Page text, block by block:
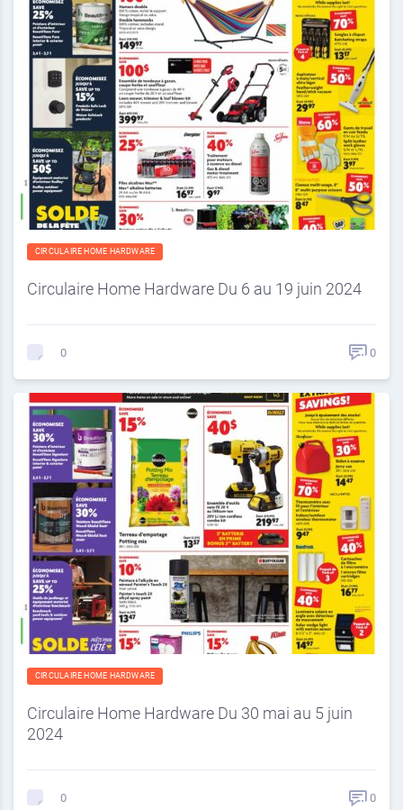
CIRCULAIRE HOME HARDWARE
Circulaire Home Hardware Du 6 au 19 juin 2024
0 0
CIRCULAIRE HOME HARDWARE
Circulaire Home Hardware Du 30 mai au 5 juin
2024
0 0